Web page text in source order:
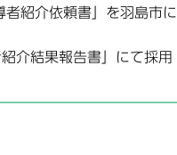
紹介依頼書」を羽島市に
介結果報告書」にて採用